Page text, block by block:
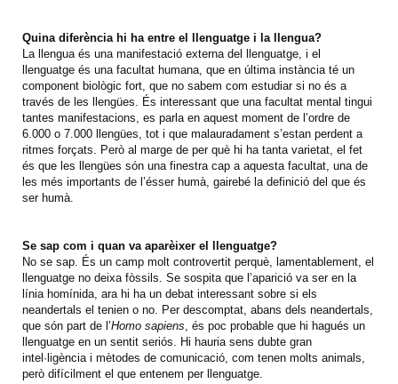
Quina diferència hi ha entre el llenguatge i la llengua?
La llengua és una manifestació externa del llenguatge, i el
llenguatge és una facultat humana, que en última instància té un
component biològic fort, que no sabem com estudiar si no és a
través de les llengües. És interessant que una facultat mental tingui
tantes manifestacions, es parla en aquest moment de l’ordre de
6.000 o 7.000 llengües, tot i que malauradament s’estan perdent a
ritmes forçats. Però al marge de per què hi ha tanta varietat, el fet
és que les llengües són una finestra cap a aquesta facultat, una de
les més importants de l’ésser humà, gairebé la definició del que és
ser humà.
Se sap com i quan va aparèixer el llenguatge?
No se sap. És un camp molt controvertit perquè, lamentablement, el
llenguatge no deixa fòssils. Se sospita que l’aparició va ser en la
línia homínida, ara hi ha un debat interessant sobre si els
neandertals el tenien o no. Per descomptat, abans dels neandertals,
que són part de l’Homo sapiens, és poc probable que hi hagués un
llenguatge en un sentit seriós. Hi hauria sens dubte gran
intel·ligència i mètodes de comunicació, com tenen molts animals,
però difícilment el que entenem per llenguatge.